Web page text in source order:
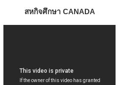
สหกิจศึกษา CANADA